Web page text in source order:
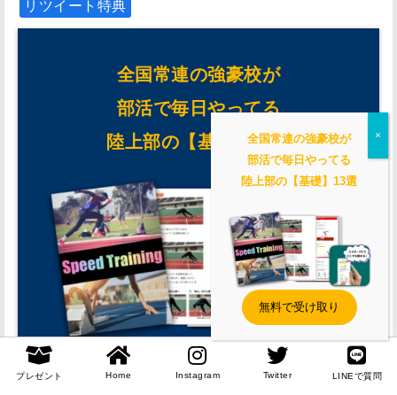
リツイート特典
全国常連の強豪校が
部活で毎日やってる
陸上部の【基礎】13選
プレゼントはこちらから
プレゼント Home Instagram Twitter LINEで質問
全国常連の強豪校が
部活で毎日やってる
陸上部の【基礎】13選
無料で受け取り